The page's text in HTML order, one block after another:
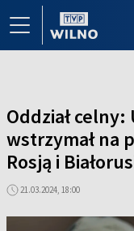
Oddział
wstrzymał na
Rosją i
21.03.2024, 18:00